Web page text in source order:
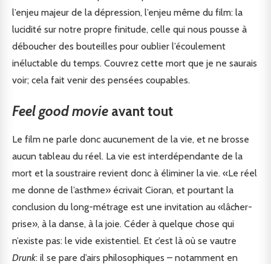
l’enjeu majeur de la dépression, l’enjeu même du film: la
lucidité sur notre propre finitude, celle qui nous pousse à
déboucher des bouteilles pour oublier l’écoulement
inéluctable du temps. Couvrez cette mort que je ne saurais
voir; cela fait venir des pensées coupables.
Feel good movie avant tout
Le film ne parle donc aucunement de la vie, et ne brosse
aucun tableau du réel. La vie est interdépendante de la
mort et la soustraire revient donc à éliminer la vie. «Le réel
me donne de l’asthme» écrivait Cioran, et pourtant la
conclusion du long-métrage est une invitation au «lâcher-
prise», à la danse, à la joie. Céder à quelque chose qui
n’existe pas: le vide existentiel. Et c’est là où se vautre
Drunk: il se pare d’airs philosophiques – notamment en